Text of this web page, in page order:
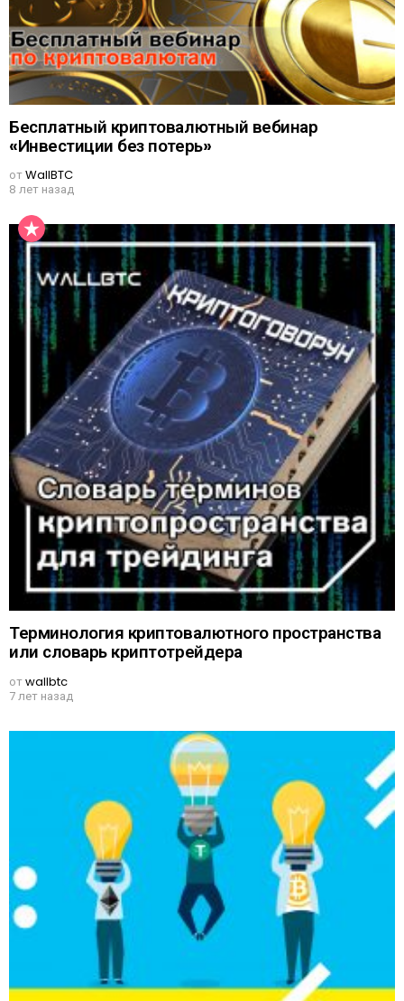
Бесплатный криптовалютный вебинар
«Инвестиции без потерь»
отWallBTC
8 лет назад
Терминология криптовалютного пространства
или словарь криптотрейдера
отwallbtc
7 лет назад